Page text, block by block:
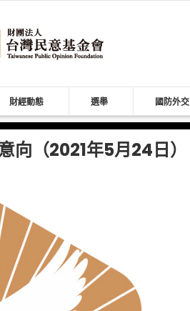
財經動態 選舉 國防外交
向（2021年5月24日）